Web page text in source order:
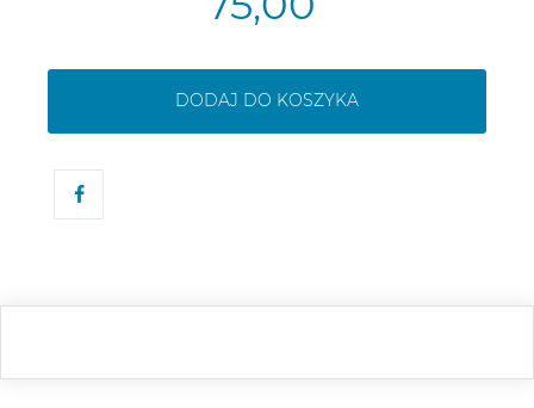
DODAJ DO KOSZYKA